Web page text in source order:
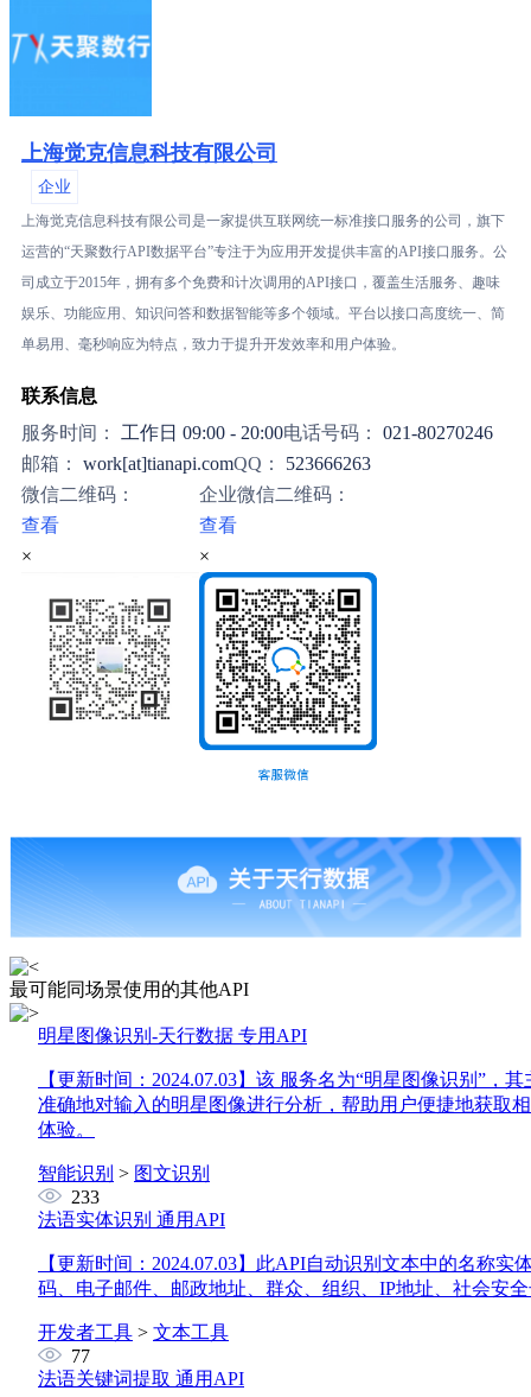
上海觉克信息科技有限公司
企业
上海觉克信息科技有限公司是一家提供互联网统一标准接口服务的公司，旗下
运营的“天聚数行API数据平台”专注于为应用开发提供丰富的API接口服务。公
司成立于2015年，拥有多个免费和计次调用的API接口，覆盖生活服务、趣味
娱乐、功能应用、知识问答和数据智能等多个领域。平台以接口高度统一、简
单易用、毫秒响应为特点，致力于提升开发效率和用户体验。
联系信息
服务时间： 工作日 09:00 - 20:00电话号码： 021-80270246
邮箱： work[at]tianapi.comQQ： 523666263
微信二维码：
查看
×
企业微信二维码：
查看
×
最可能同场景使用的其他API
明星图像识别-天行数据 专用API
【更新时间：2024.07.03】 该 服务名为“明星图像识别”，
准确地对输入的明星图像进行分析，帮助用户便捷地获取
体验。
智能识别 > 图文识别
233
法语实体识别 通用API
【更新时间：2024.07.03】 此API自动识别文本中的名称实
码、电子邮件、邮政地址、群众、组织、IP地址、社会安
开发者工具 > 文本工具
77
法语关键词提取 通用API